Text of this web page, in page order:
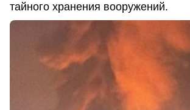
тайного хранения вооружений.